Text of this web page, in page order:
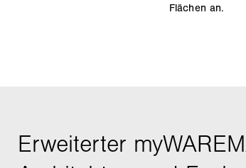
Flächen an.